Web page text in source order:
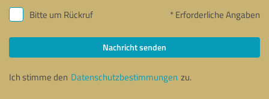
Bitte um Rückruf * Erforderliche Angaben
Nachricht senden
Ich stimme den Datenschutzbestimmungen zu.